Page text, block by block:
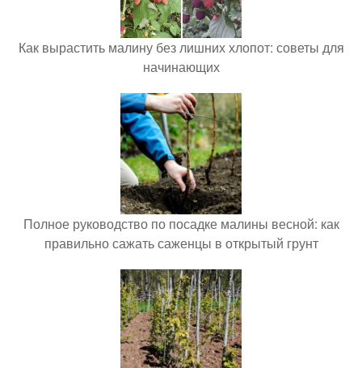
Как вырастить малину без лишних хлопот: советы для
начинающих
Полное руководство по посадке малины весной: как
правильно сажать саженцы в открытый грунт